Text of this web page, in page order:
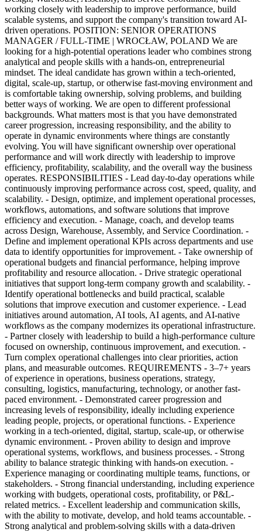
working closely with leadership to improve performance, build
scalable systems, and support the company's transition toward AI-
driven operations. POSITION: SENIOR OPERATIONS
MANAGER / FULL-TIME | WROCŁAW, POLAND We are
looking for a high-potential operations leader who combines strong
analytical and people skills with a hands-on, entrepreneurial
mindset. The ideal candidate has grown within a tech-oriented,
digital, scale-up, startup, or otherwise fast-moving environment and
is comfortable taking ownership, solving problems, and building
better ways of working. We are open to different professional
backgrounds. What matters most is that you have demonstrated
career progression, increasing responsibility, and the ability to
operate in dynamic environments where things are constantly
evolving. You will have significant ownership over operational
performance and will work directly with leadership to improve
efficiency, profitability, scalability, and the overall way the business
operates. RESPONSIBILITIES - Lead day-to-day operations while
continuously improving performance across cost, speed, quality, and
scalability. - Design, optimize, and implement operational processes,
workflows, automations, and software solutions that improve
efficiency and execution. - Manage, coach, and develop teams
across Design, Warehouse, Assembly, and Service Coordination. -
Define and implement operational KPIs across departments and use
data to identify opportunities for improvement. - Take ownership of
operational budgets and financial performance, helping improve
profitability and resource allocation. - Drive strategic operational
initiatives that support long-term company growth and scalability. -
Identify operational bottlenecks and build practical, scalable
solutions that improve execution and customer experience. - Lead
initiatives around automation, AI tools, AI agents, and AI-native
workflows as the company modernizes its operational infrastructure.
- Partner closely with leadership to build a high-performance culture
focused on ownership, continuous improvement, and execution. -
Turn complex operational challenges into clear priorities, action
plans, and measurable outcomes. REQUIREMENTS - 3–7+ years
of experience in operations, business operations, strategy,
consulting, logistics, manufacturing, technology, or another fast-
paced environment. - Demonstrated career progression and
increasing levels of responsibility, ideally including experience
leading people, projects, or operational functions. - Experience
working in a tech-oriented, digital, startup, scale-up, or otherwise
dynamic environment. - Proven ability to design and improve
operational systems, workflows, and business processes. - Strong
ability to balance strategic thinking with hands-on execution. -
Experience managing or coordinating multiple teams, functions, or
stakeholders. - Strong financial understanding, including experience
working with budgets, operational costs, profitability, or P&L-
related metrics. - Excellent leadership and communication skills,
with the ability to motivate, develop, and hold teams accountable. -
Strong analytical and problem-solving skills with a data-driven